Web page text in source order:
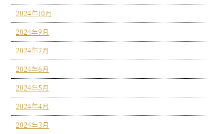
2024年10月
2024年9月
2024年7月
2024年6月
2024年5月
2024年4月
2024年3月